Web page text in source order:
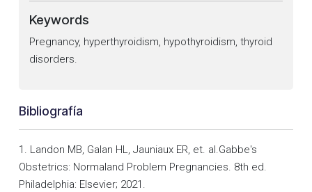
Keywords
Pregnancy, hyperthyroidism, hypothyroidism, thyroid
disorders.
Bibliografía
1. Landon MB, Galan HL, Jauniaux ER, et. al.Gabbe's
Obstetrics: Normaland Problem Pregnancies. 8th ed.
Philadelphia: Elsevier; 2021.